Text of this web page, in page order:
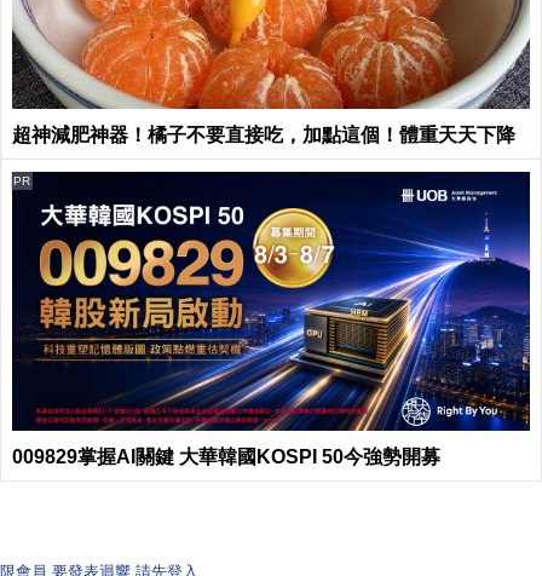
超神減肥神器！橘子不要直接吃，加點這個！體重天天下降
009829掌握AI關鍵 大華韓國KOSPI 50今強勢開募
PR
限會員,要發表迴響,請先登入